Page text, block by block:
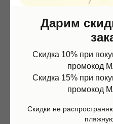
Дарим
Скидка 10% при
промокод
Скидка 15% при
промокод
Скидки не